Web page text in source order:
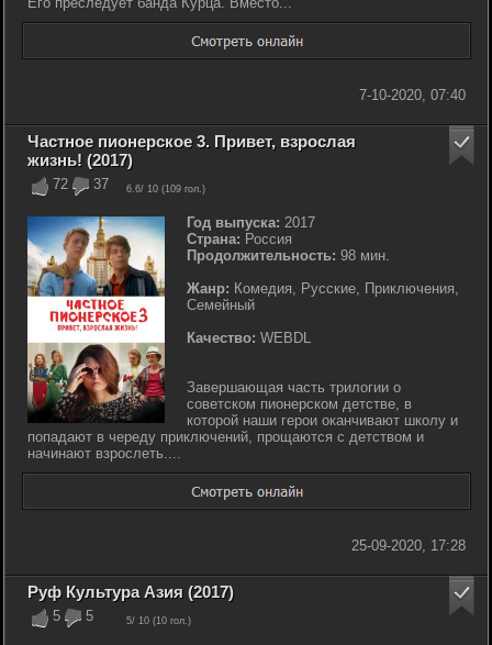
7-10-2020, 07:40
72 37 6.6/ 10 (109 гол.)
Частное пионерское 3. Привет, взрослая
жизнь! (2017)
Год выпуска: 2017
Страна: Россия
Продолжительность: 98 мин.
Жанр: Комедия, Русские, Приключения,
Семейный
Качество: WEBDL
Завершающая часть трилогии о
советском пионерском детстве, в
которой наши герои оканчивают школу и
попадают в череду приключений, прощаются с детством и
начинают взрослеть....
25-09-2020, 17:28
5 5 5/ 10 (10 гол.)
Руф Культура Азия (2017)